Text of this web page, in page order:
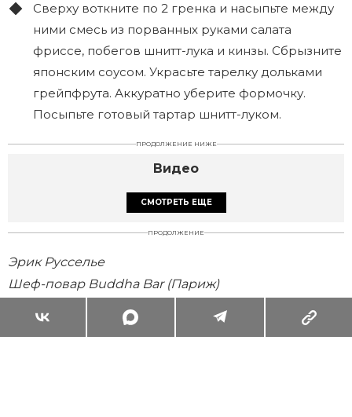
Сверху воткните по 2 гренка и насыпьте между
ними смесь из порванных руками салата
фриссе, побегов шнитт-лука и кинзы. Сбрызните
японским соусом. Украсьте тарелку дольками
грейпфрута. Аккуратно уберите формочку.
Посыпьте готовый тартар шнитт-луком.
ПРОДОЛЖЕНИЕ НИЖЕ
Видео
СМОТРЕТЬ ЕЩЕ
ПРОДОЛЖЕНИЕ
Эрик Русселье
Шеф-повар Buddha Bar (Париж)